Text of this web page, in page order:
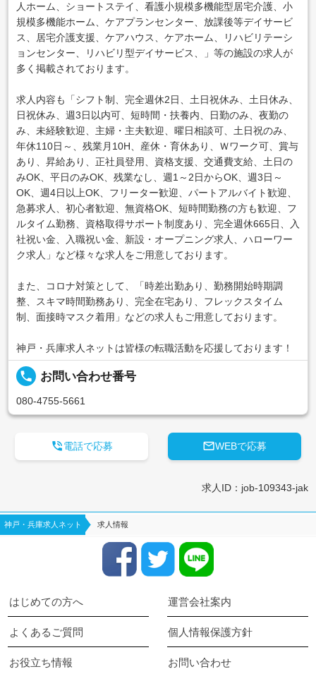
人ホーム、ショートステイ、看護小規模多機能型居宅介護、小
規模多機能ホーム、ケアプランセンター、放課後等デイサービ
ス、居宅介護支援、ケアハウス、ケアホーム、リハビリテーシ
ョンセンター、リハビリ型デイサービス、」等の施設の求人が
多く掲載されております。
求人内容も「シフト制、完全週休2日、土日祝休み、土日休み、
日祝休み、週3日以内可、短時間・扶養内、日勤のみ、夜勤の
み、未経験歓迎、主婦・主夫歓迎、曜日相談可、土日祝のみ、
年休110日～、残業月10H、産休・育休あり、Ｗワーク可、賞与
あり、昇給あり、正社員登用、資格支援、交通費支給、土日の
みOK、平日のみOK、残業なし、週1～2日からOK、週3日～
OK、週4日以上OK、フリーター歓迎、パートアルバイト歓迎、
急募求人、初心者歓迎、無資格OK、短時間勤務の方も歓迎、フ
ルタイム勤務、資格取得サポート制度あり、完全週休665日、入
社祝い金、入職祝い金、新設・オープニング求人、ハローワー
ク求人」など様々な求人をご用意しております。
また、コロナ対策として、「時差出勤あり、勤務開始時期調
整、スキマ時間勤務あり、完全在宅あり、フレックスタイム
制、面接時マスク着用」などの求人もご用意しております。
神戸・兵庫求人ネットは皆様の転職活動を応援しております！
local_phone お問い合わせ番号
080-4755-5661
WEBで応募
電話で応募
求人ID：job-109343-jak
神戸・兵庫求人ネット 求人情報
はじめての方へ 運営会社案内
よくあるご質問 個人情報保護方針
お役立ち情報 お問い合わせ